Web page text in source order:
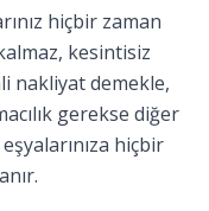
hiçbir zaman
kesintisiz
nakliyat demekle,
gerekse diğer
hiçbir